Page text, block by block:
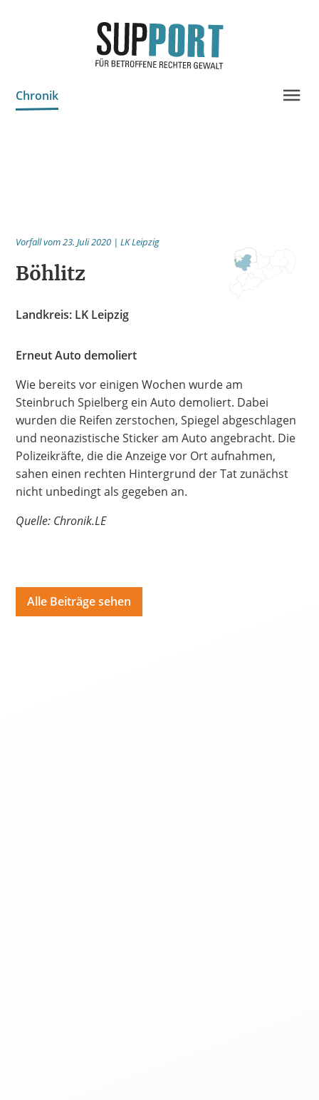
Chronik
Publikationen
Bildungsangebote
Deutsch العربية Český English
Français
Italiano
Kurdí فارسی Polski
Português
Русский
Español ትግርኛ Türkçe Việt
Vorfall vom 23. Juli 2020 | LK Leipzig
Böhlitz
Landkreis: LK Leipzig
Erneut Auto demoliert
Wie bereits vor einigen Wochen wurde am
Steinbruch Spielberg ein Auto demoliert. Dabei
wurden die Reifen zerstochen, Spiegel abgeschlagen
und neonazistische Sticker am Auto angebracht. Die
Polizeikräfte, die die Anzeige vor Ort aufnahmen,
sahen einen rechten Hintergrund der Tat zunächst
nicht unbedingt als gegeben an.
Quelle: Chronik.LE
Alle Beiträge sehen